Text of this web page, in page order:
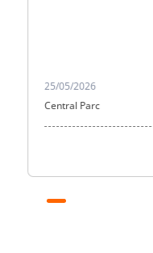
25/05/2026
Central Parc